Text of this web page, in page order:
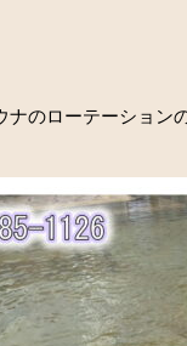
のローテーショ